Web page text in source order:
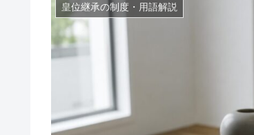
皇位継承の制度・用語解説